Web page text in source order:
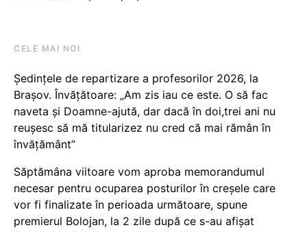
CELE MAI NOI
Ședințele de repartizare a profesorilor 2026, la
Brașov. Învățătoare: „Am zis iau ce este. O să fac
naveta și Doamne-ajută, dar dacă în doi,trei ani nu
reușesc să mă titularizez nu cred că mai rămân în
învățământ”
Săptămâna viitoare vom aproba memorandumul
necesar pentru ocuparea posturilor în creșele care
vor fi finalizate în perioada următoare, spune
premierul Bolojan, la 2 zile după ce s-au afișat